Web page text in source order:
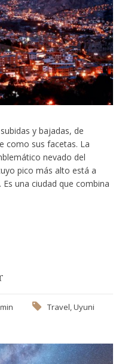
y bajadas, de
como sus facetas. La
nevado del
pico más alto está a
una ciudad que combina
Travel,Uyuni